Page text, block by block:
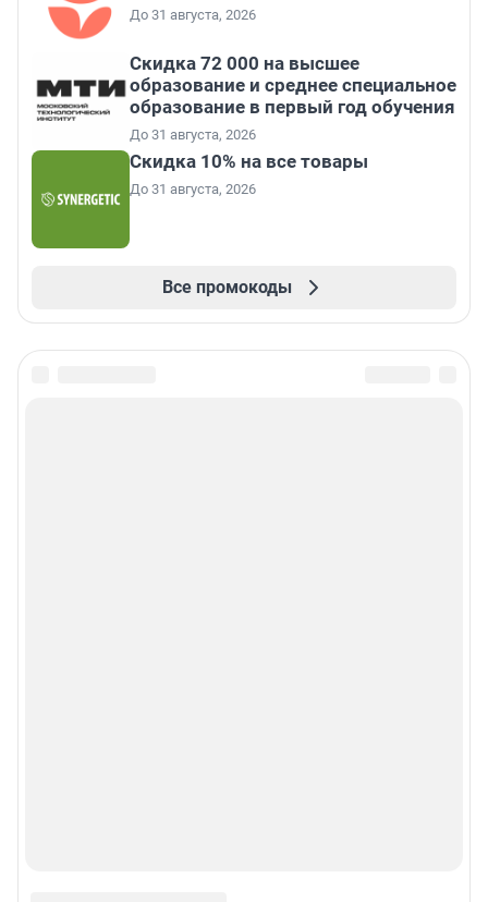
До 31 августа, 2026
Скидка 72 000 на высшее
образование и среднее специальное
образование в первый год обучения
До 31 августа, 2026
Скидка 10% на все товары
До 31 августа, 2026
Все промокоды